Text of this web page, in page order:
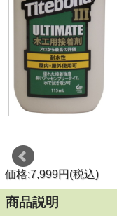
価格:7,999円(税込)
商品説明